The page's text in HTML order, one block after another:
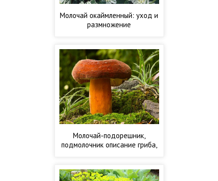
Молочай окаймленный: уход и
размножение
Молочай-подорешник,
подмолочник описание гриба,